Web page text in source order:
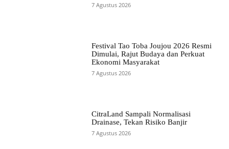
7 Agustus 2026
Festival Tao Toba Joujou 2026 Resmi
Dimulai, Rajut Budaya dan Perkuat
Ekonomi Masyarakat
7 Agustus 2026
CitraLand Sampali Normalisasi
Drainase, Tekan Risiko Banjir
7 Agustus 2026